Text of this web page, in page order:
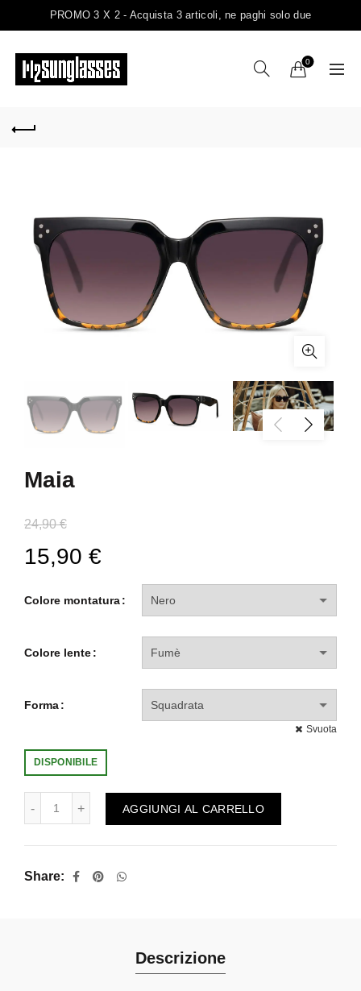
PROMO 3 X 2 - Acquista 3 articoli, ne paghi solo due
0
Maia
24,90€
15,90 €
Colore montatura
Colore lente
Forma
Svuota
DISPONIBILE
AGGIUNGI AL CARRELLO
Share
Descrizione